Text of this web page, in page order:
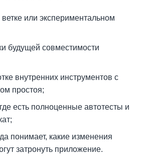
ветке или экспериментальном
будущей совместимости
внутренних инструментов с
простоя;
есть полноценные автотесты и
понимает, какие изменения
затронуть приложение.